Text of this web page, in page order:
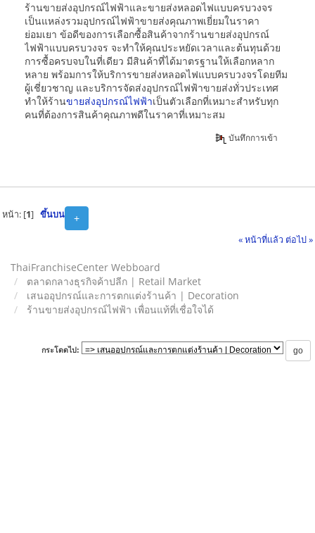
ร้านขายส่งอุปกรณ์ไฟฟ้าและขายส่งหลอดไฟแบบครบวงจร
เป็นแหล่งรวมอุปกรณ์ไฟฟ้าขายส่งคุณภาพเยี่ยมในราคา
ย่อมเยา ข้อดีของการเลือกซื้อสินค้าจากร้านขายส่งอุปกรณ์
ไฟฟ้าแบบครบวงจร จะทำให้คุณประหยัดเวลาและต้นทุนด้วย
การซื้อครบจบในที่เดียว มีสินค้าที่ได้มาตรฐานให้เลือกหลาก
หลาย พร้อมการให้บริการขายส่งหลอดไฟแบบครบวงจรโดยทีม
ผู้เชี่ยวชาญ และบริการจัดส่งอุปกรณ์ไฟฟ้าขายส่งทั่วประเทศ
ทำให้ร้านขายส่งอุปกรณ์ไฟฟ้าเป็นตัวเลือกที่เหมาะสำหรับทุก
คนที่ต้องการสินค้าคุณภาพดีในราคาที่เหมาะสม
บันทึกการเข้า
+
หน้า: [1] ขึ้นบน
« หน้าที่แล้ว ต่อไป »
ThaiFranchiseCenter Webboard
ตลาดกลางธุรกิจค้าปลีก | Retail Market
เสนออุปกรณ์และการตกแต่งร้านค้า | Decoration
ร้านขายส่งอุปกรณ์ไฟฟ้า เพื่อนแท้ที่เชื่อใจได้
กระโดดไป: